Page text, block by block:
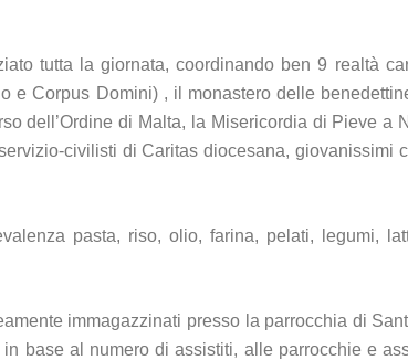
tutta la giornata, coordinando ben 9 realtà
e Corpus Domini) , il monastero delle
dell’Ordine di Malta, la Misericordia di Pieve a
civilisti di Caritas diocesana, giovanissimi
pasta, riso, olio, farina, pelati, legumi,
immagazzinati presso la parrocchia di
base al numero di assistiti, alle parrocchie e